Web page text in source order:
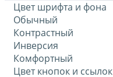
Цвет шрифта и фона
Обычный
Контрастный
Инверсия
Комфортный
Цвет кнопок и ссылок